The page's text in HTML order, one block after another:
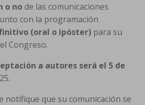
o node las comunicaciones
con la programación
(oral o ipóster) para su
Congreso.
a autores será el 5 de
notifique que su comunicación se